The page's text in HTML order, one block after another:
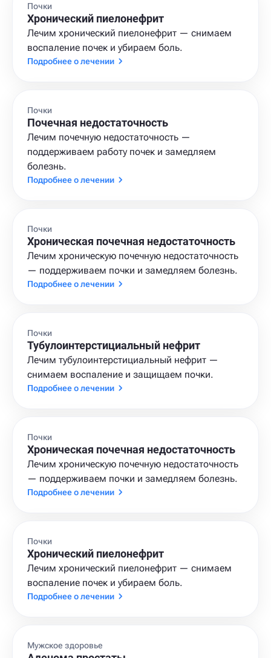
Почки
Хронический пиелонефрит
Лечим хронический пиелонефрит — снимаем
воспаление почек и убираем боль.
Подробнее о лечении
Почки
Почечная недостаточность
Лечим почечную недостаточность —
поддерживаем работу почек и замедляем
болезнь.
Подробнее о лечении
Почки
Хроническая почечная недостаточность
Лечим хроническую почечную недостаточность
— поддерживаем почки и замедляем болезнь.
Подробнее о лечении
Почки
Тубулоинтерстициальный нефрит
Лечим тубулоинтерстициальный нефрит —
снимаем воспаление и защищаем почки.
Подробнее о лечении
Почки
Хроническая почечная недостаточность
Лечим хроническую почечную недостаточность
— поддерживаем почки и замедляем болезнь.
Подробнее о лечении
Почки
Хронический пиелонефрит
Лечим хронический пиелонефрит — снимаем
воспаление почек и убираем боль.
Подробнее о лечении
Мужское здоровье